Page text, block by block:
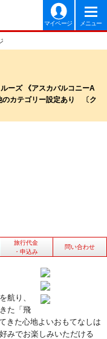
マイページ メニュー
ーズ 《アスカバルコニーA
カテゴリー設定あり 〔ク
旅行代金
・申込み
問い合わせ
航り、
た「飛
きた心地よいおもてなしは
みでお楽しみいただける